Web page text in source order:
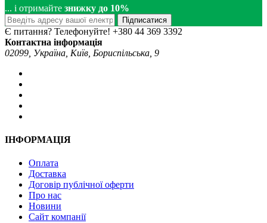
... і отримайте знижку до 10%
Підписатися
Є питання? Телефонуйте! +380 44 369 3392
Контактна інформація
02099, Україна, Київ, Бориспільська, 9
ІНФОРМАЦІЯ
Оплата
Доставка
Договір публічної оферти
Про нас
Новини
Сайт компанії